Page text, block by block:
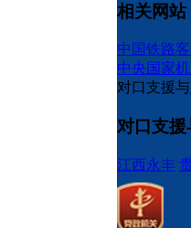
相关网站
中国铁路
中央国家
对口支援
对口支
江西永丰